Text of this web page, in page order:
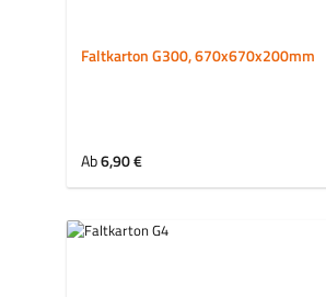
Faltkarton G300, 670x670x200mm
Regulärer Preis:
Ab6,90 €